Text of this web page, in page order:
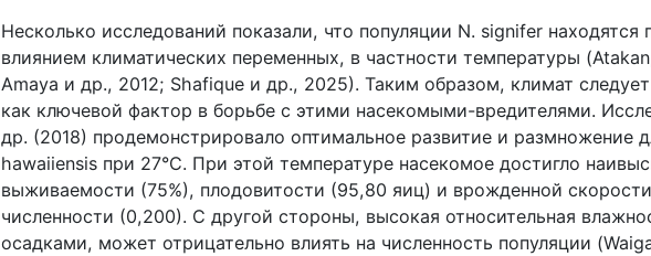
Несколько исследований показали, что популяции N. signifer
влиянием климатических переменных, в частности температуры
Amaya и др., 2012; Shafique и др., 2025). Таким образом, климат
как ключевой фактор в борьбе с этими насекомыми-вредителями.
др. (2018) продемонстрировало оптимальное развитие и размножение
hawaiiensis при 27°C. При этой температуре насекомое достигло
выживаемости (75%), плодовитости (95,80 яиц) и врожденной
численности (0,200). С другой стороны, высокая относительная
осадками, может отрицательно влиять на численность популяции